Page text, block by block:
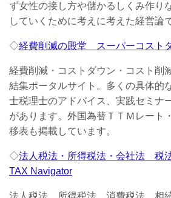
ず女性の接し方や儲かるしくみ作り
していくために考えに考えた経営論
◇経費削減の殿堂 スーパーコスト
経費削減・コストダウン・コスト削
結集ポータルサイト。多くの具体的
士税理士のアドバイス、実践セミナ
があります。外国為替ＴＴＭレー
移表も掲載しています。
◇法人税法・所得税法・会社法 税
TAX Navigator
法人税法、所得税法、消費税法、相